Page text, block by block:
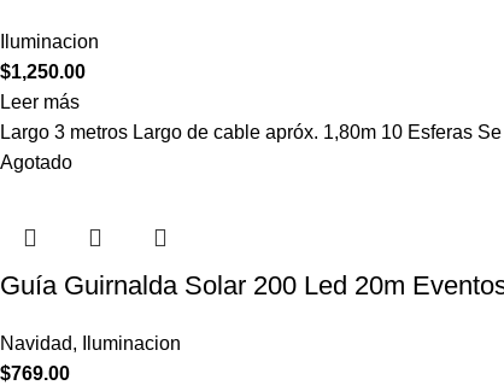
Iluminacion
$1,250.00
Leer más
Largo 3 metros Largo de cable apróx. 1,80m 10 Esferas
Agotado
Guía Guirnalda Solar 200 Led 20m
Navidad,
Iluminacion
$769.00